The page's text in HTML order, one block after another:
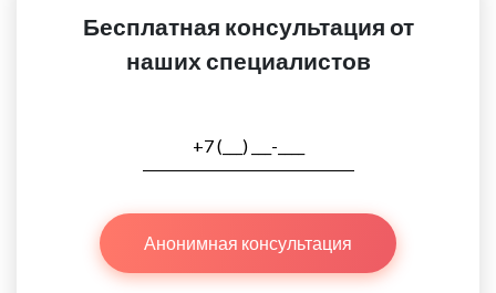
Бесплатная консультация от
наших специалистов
Анонимная консультация